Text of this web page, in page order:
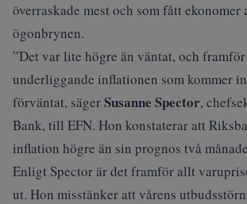
överraskade mest och som fått ekonomer
ögonbrynen.
”Det var lite högre än väntat, och
underliggande inflationen som kommer
förväntat, sägerSusanne Spector,
Bank, till EFN. Hon konstaterar att
inflation högre än sin prognos två
Enligt Spector är det framför allt
ut. Hon misstänker att vårens